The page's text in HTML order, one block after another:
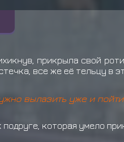
прикрыла свой
все же её тельцу в
вылазить уже и
подруге, которая умело